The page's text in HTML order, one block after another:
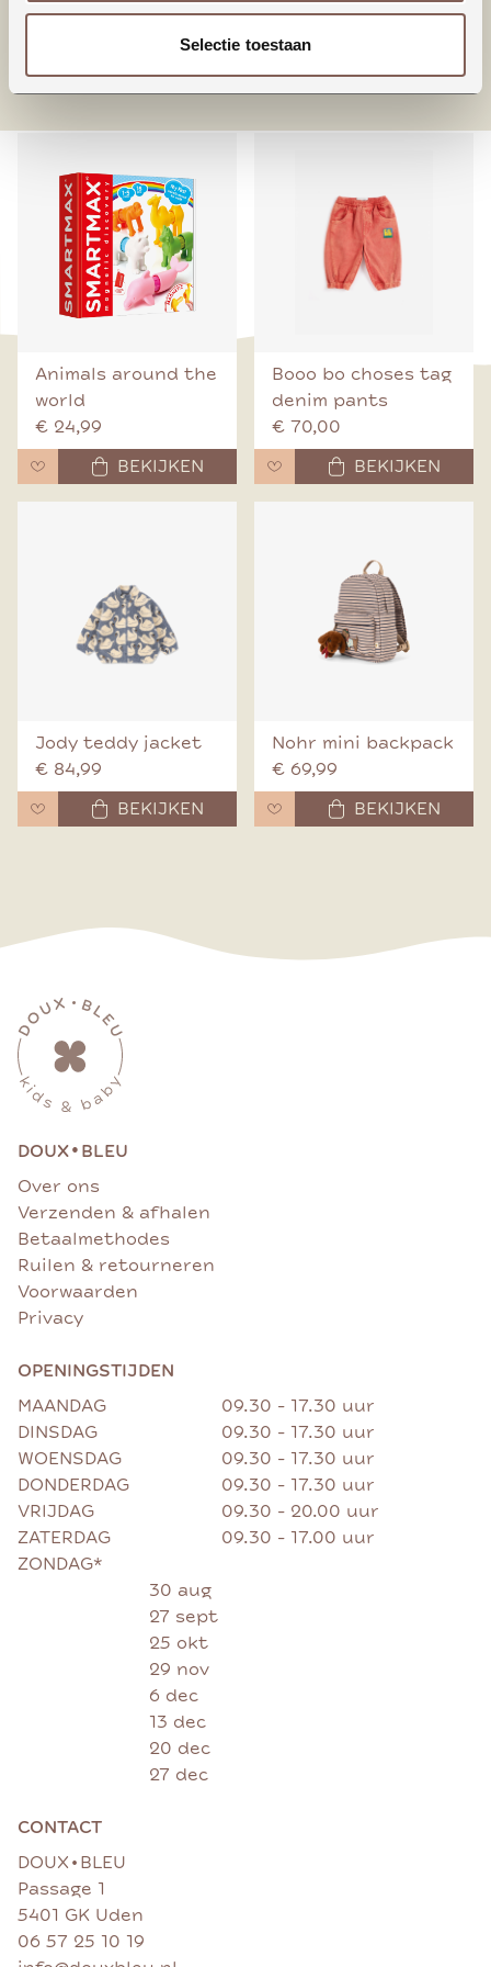
Selectie toestaan
nieuw binnen
Animals around the
world
€ 24,99
BEKIJKEN
Booo bo choses tag
denim pants
€ 70,00
BEKIJKEN
Jody teddy jacket
€ 84,99
BEKIJKEN
Nohr mini backpack
€ 69,99
BEKIJKEN
DOUX• BLEU
Over ons
Verzenden & afhalen
Betaalmethodes
Ruilen & retourneren
Voorwaarden
Privacy
OPENINGSTIJDEN
MAANDAG
09.30 - 17.30 uur
DINSDAG
09.30 - 17.30 uur
WOENSDAG
09.30 - 17.30 uur
DONDERDAG
09.30 - 17.30 uur
VRIJDAG
09.30 - 20.00 uur
ZATERDAG
09.30 - 17.00 uur
ZONDAG*
30 aug
27 sept
25 okt
29 nov
6 dec
13 dec
20 dec
27 dec
CONTACT
DOUX • BLEU
Passage 1
5401 GK Uden
06 57 25 10 19